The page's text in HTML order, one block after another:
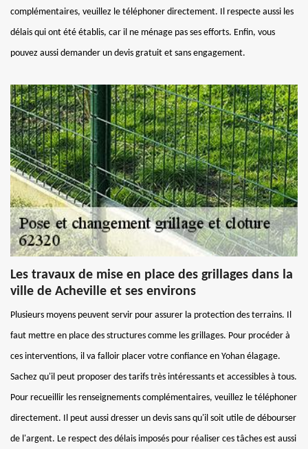
complémentaires, veuillez le téléphoner directement. Il respecte aussi les
délais qui ont été établis, car il ne ménage pas ses efforts. Enfin, vous
pouvez aussi demander un devis gratuit et sans engagement.
Les travaux de mise en place des grillages dans la
ville de Acheville et ses environs
Plusieurs moyens peuvent servir pour assurer la protection des terrains. Il
faut mettre en place des structures comme les grillages. Pour procéder à
ces interventions, il va falloir placer votre confiance en Yohan élagage.
Sachez qu'il peut proposer des tarifs très intéressants et accessibles à tous.
Pour recueillir les renseignements complémentaires, veuillez le téléphoner
directement. Il peut aussi dresser un devis sans qu'il soit utile de débourser
de l'argent. Le respect des délais imposés pour réaliser ces tâches est aussi